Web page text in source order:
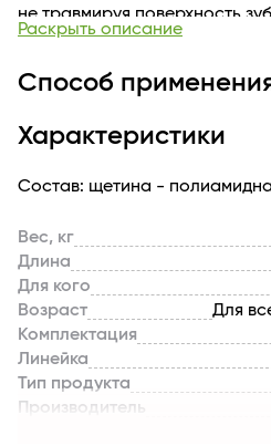
не травмируя поверхность
Раскрыть описание
Способ
Характеристики
Состав: щетина -
Вес, кг
Длина
Для кого
Возраст
Для
Комплектация
Линейка
Тип продукта
Производитель